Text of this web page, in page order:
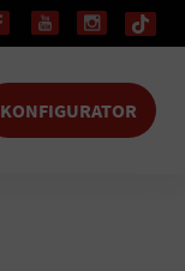
KONFIGURATOR